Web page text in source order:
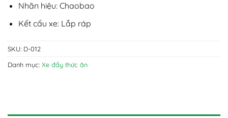
Nhãn hiệu: Chaobao
Kết cấu xe: Lắp ráp
SKU: D-012
Danh mục: Xe đẩy thức ăn